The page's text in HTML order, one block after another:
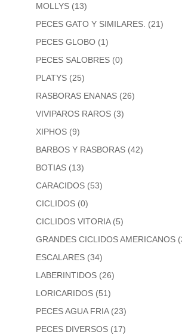
MOLLYS (13)
PECES GATO Y SIMILARES. (21)
PECES GLOBO (1)
PECES SALOBRES (0)
PLATYS (25)
RASBORAS ENANAS (26)
VIVIPAROS RAROS (3)
XIPHOS (9)
BARBOS Y RASBORAS (42)
BOTIAS (13)
CARACIDOS (53)
CICLIDOS (0)
CICLIDOS VITORIA (5)
GRANDES CICLIDOS AMERICANOS
ESCALARES (34)
LABERINTIDOS (26)
LORICARIDOS (51)
PECES AGUA FRIA (23)
PECES DIVERSOS (17)